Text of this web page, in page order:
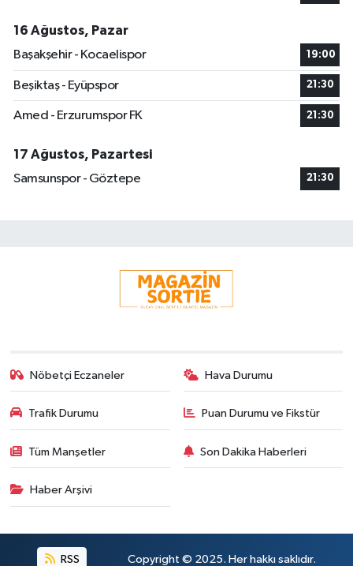
16 Ağustos, Pazar
Başakşehir - Kocaelispor
19:00
Beşiktaş - Eyüpspor 21:30
Amed - Erzurumspor FK 21:30
17 Ağustos, Pazartesi
Samsunspor - Göztepe
21:30
Nöbetçi Eczaneler Hava Durumu
Trafik Durumu Puan Durumu ve Fikstür
Tüm Manşetler Son Dakika Haberleri
Haber Arşivi
RSS Copyright © 2025. Her hakkı saklıdır.